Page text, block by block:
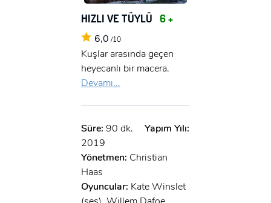
HIZLI VE TÜYLÜ 6 +
6,0 /10
Kuşlar arasında geçen
heyecanlı bir macera.
Devamı...
Süre: 90 dk.
Yapım Yılı:
2019
Yönetmen: Christian
Haas
Oyuncular: Kate Winslet